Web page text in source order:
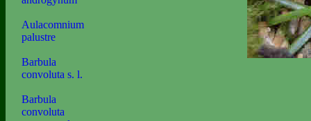
Aulacomnium
palustre
Barbula
convoluta s. l.
Barbula
convoluta